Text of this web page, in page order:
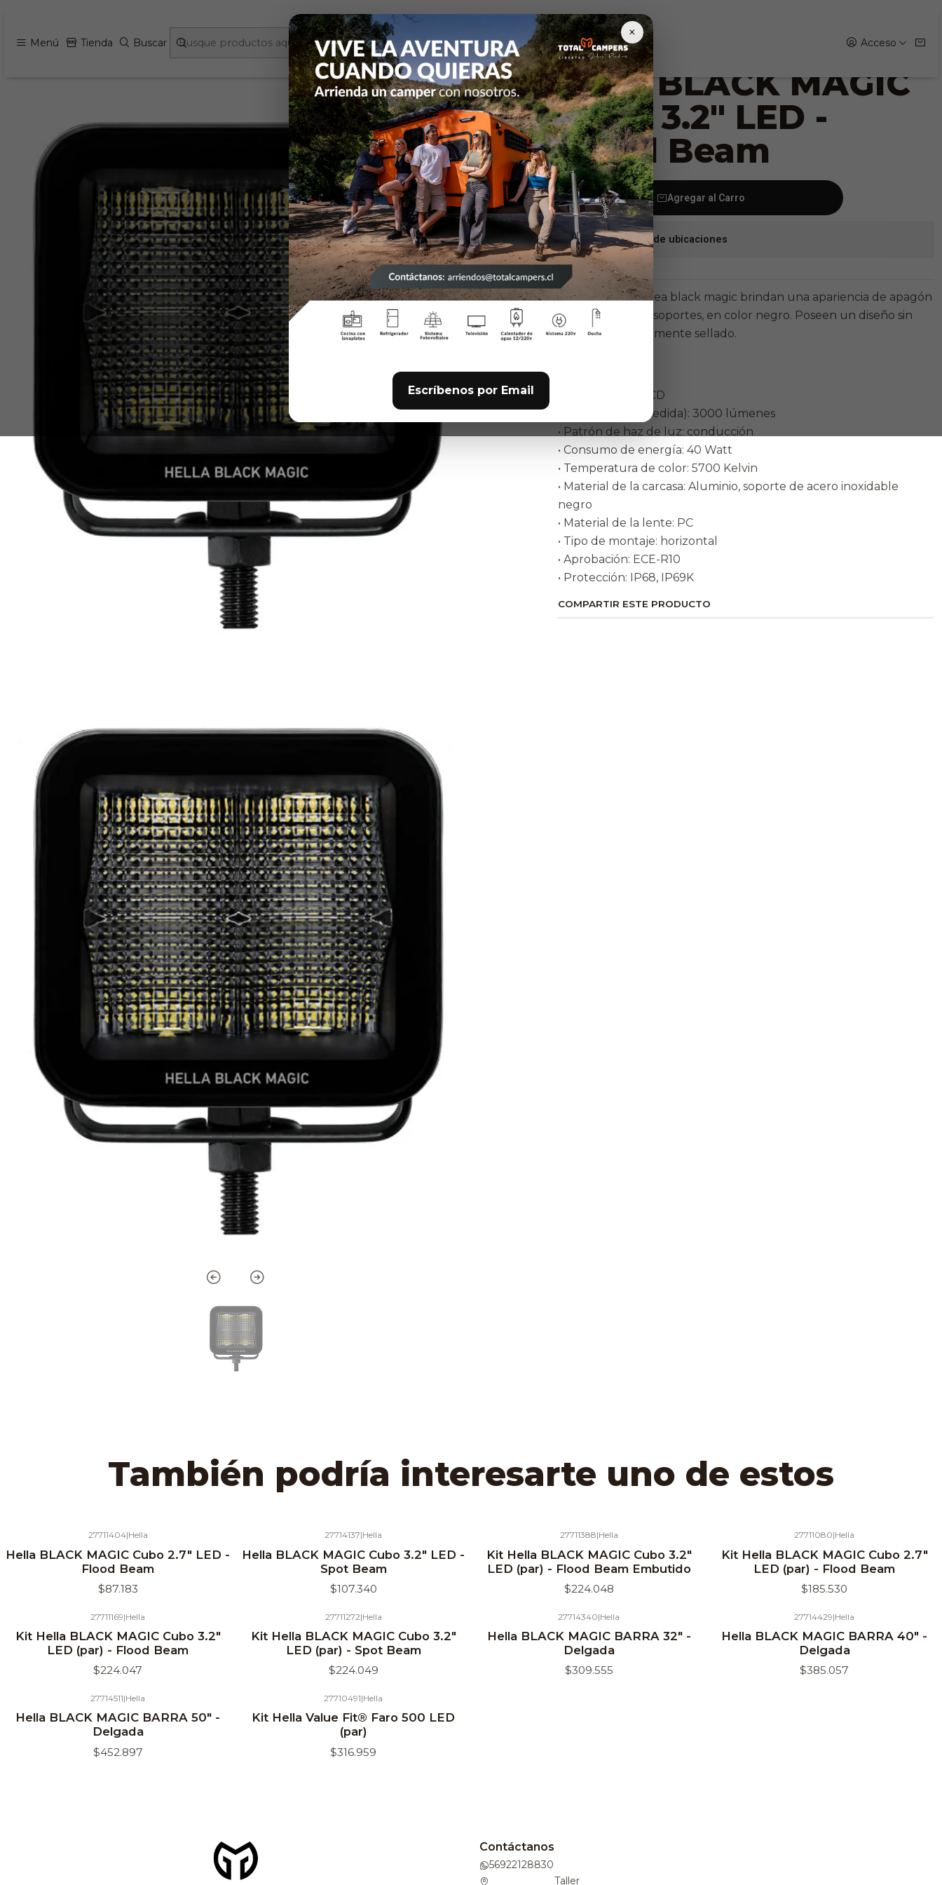
×
Escríbenos por Email
Menú Tienda Buscar Acceso
Exterior Camper RV camioneta Hella Hella BLACK MAGIC Cubo 3.2" LED - Flood Beam
|
Hella BLACK MAGIC
Cubo 3.2" LED -
Flood Beam
Agregar al Carro
Mostrar stock de ubicaciones
DESCRIPCIÓN
Los faros de la línea black magic brindan una apariencia de apagón
total, incluso sus soportes, en color negro. Poseen un diseño sin
bordes completamente sellado.
• Voltaje: 10-30 VCD
• Salida de luz (medida): 3000 lúmenes
• Patrón de haz de luz: conducción
• Consumo de energía: 40 Watt
• Temperatura de color: 5700 Kelvin
• Material de la carcasa: Aluminio, soporte de acero inoxidable
negro
• Material de la lente: PC
• Tipo de montaje: horizontal
• Aprobación: ECE-R10
• Protección: IP68, IP69K
COMPARTIR ESTE PRODUCTO
También podría interesarte uno de estos
27711404|Hella
Hella BLACK MAGIC Cubo 2.7" LED -
Flood Beam
$87.183
27714137|Hella
Hella BLACK MAGIC Cubo 3.2" LED -
Spot Beam
$107.340
27711388|Hella
Kit Hella BLACK MAGIC Cubo 3.2"
LED (par) - Flood Beam Embutido
$224.048
27711080|Hella
Kit Hella BLACK MAGIC Cubo 2.7"
LED (par) - Flood Beam
$185.530
27711169|Hella
Kit Hella BLACK MAGIC Cubo 3.2"
LED (par) - Flood Beam
$224.047
27711272|Hella
Kit Hella BLACK MAGIC Cubo 3.2"
LED (par) - Spot Beam
$224.049
27714340|Hella
Hella BLACK MAGIC BARRA 32" -
Delgada
$309.555
27714429|Hella
Hella BLACK MAGIC BARRA 40" -
Delgada
$385.057
27714511|Hella
Hella BLACK MAGIC BARRA 50" -
Delgada
$452.897
27710491|Hella
Kit Hella Value Fit® Faro 500 LED
(par)
$316.959
Contáctanos
56922128830
Taller